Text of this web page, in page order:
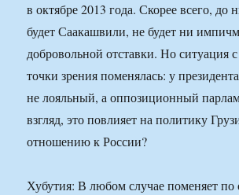
в октябре 2013 года. Скорее всего, до
будет Саакашвили, не будет ни
добровольной отставки. Но ситуация
точки зрения поменялась: у
не лояльный, а оппозиционный
взгляд, это повлияет на политику
отношению к России?
Хубутия: В любом случае поменяет по